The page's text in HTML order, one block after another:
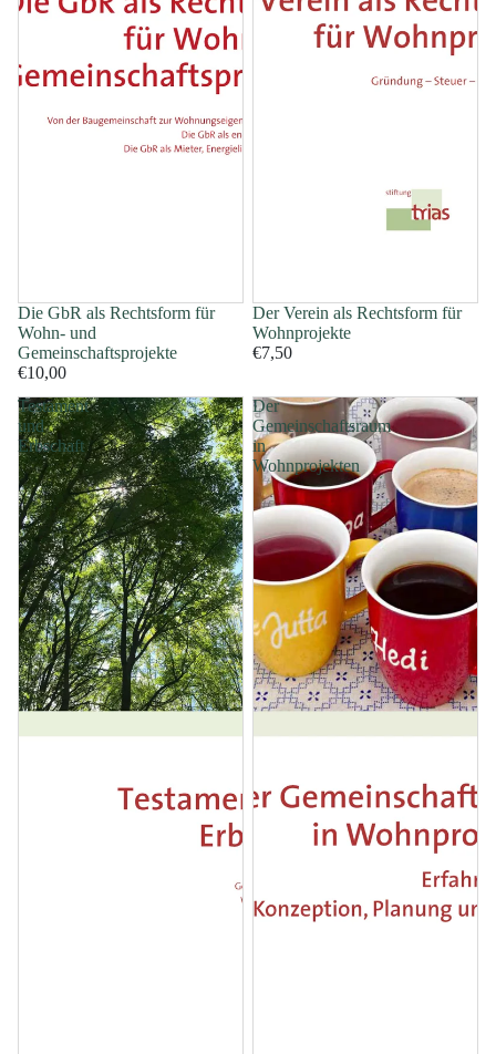
Die GbR als Rechtsform für
Wohn- und
Gemeinschaftsprojekte
€10,00
Der Verein als Rechtsform für
Wohnprojekte
€7,50
Testament
und
Erbschaft
Der
Gemeinschaftsraum
in
Wohnprojekten